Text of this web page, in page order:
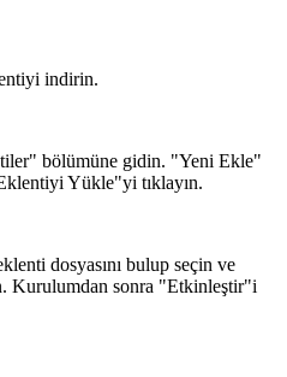
indirin.
bölümüne gidin. "Yeni Ekle"
Yükle"yi tıklayın.
dosyasını bulup seçin ve
Kurulumdan sonra "Etkinleştir"i